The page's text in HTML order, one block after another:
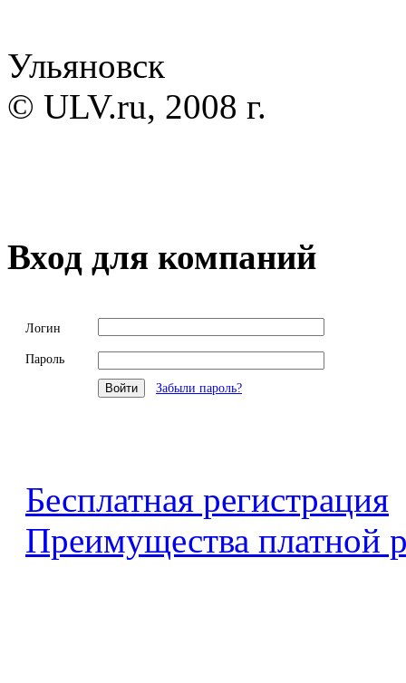
Ульяновск
© ULV.ru, 2008 г.
Вход для компаний
Логин
Пароль
Забыли пароль?
Бесплатная регистрация
Преимущества платной